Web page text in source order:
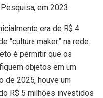
em 2023.
era de R$ 4
“cultura maker” na rede
é permitir que os
objetos em um
de 2025, houve um
R$ 5 milhões investidos